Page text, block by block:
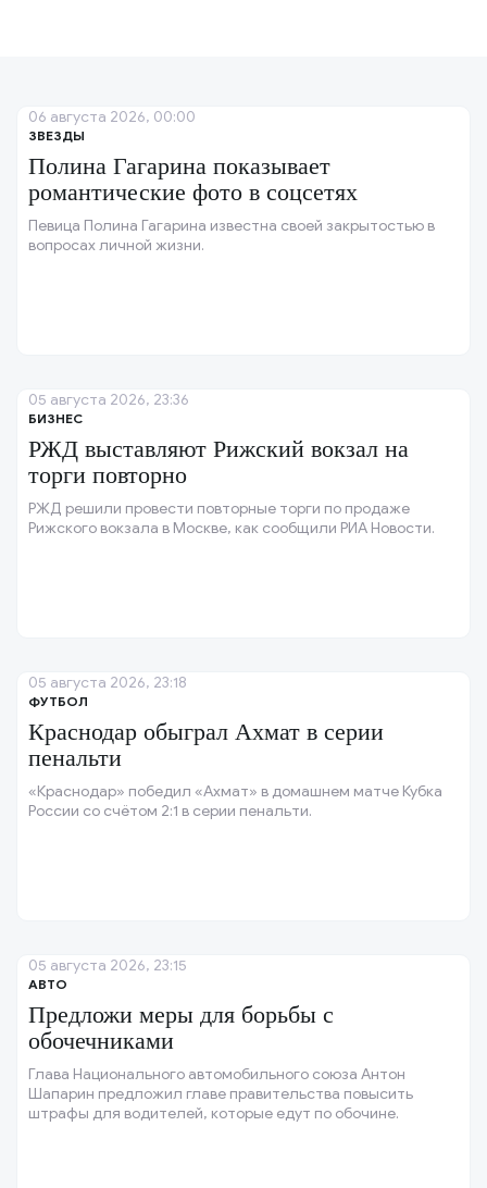
ЗВЕЗДЫ
Полина Гагарина показывает
романтические фото в соцсетях
Певица Полина Гагарина известна своей закрытостью в
вопросах личной жизни.
06 августа 2026, 00:00
БИЗНЕС
РЖД выставляют Рижский вокзал на
торги повторно
РЖД решили провести повторные торги по продаже
Рижского вокзала в Москве, как сообщили РИА Новости.
05 августа 2026, 23:36
ФУТБОЛ
Краснодар обыграл Ахмат в серии
пенальти
«Краснодар» победил «Ахмат» в домашнем матче Кубка
России со счётом 2:1 в серии пенальти.
05 августа 2026, 23:18
АВТО
Предложи меры для борьбы с
обочечниками
Глава Национального автомобильного союза Антон
Шапарин предложил главе правительства повысить
штрафы для водителей, которые едут по обочине.
05 августа 2026, 23:15